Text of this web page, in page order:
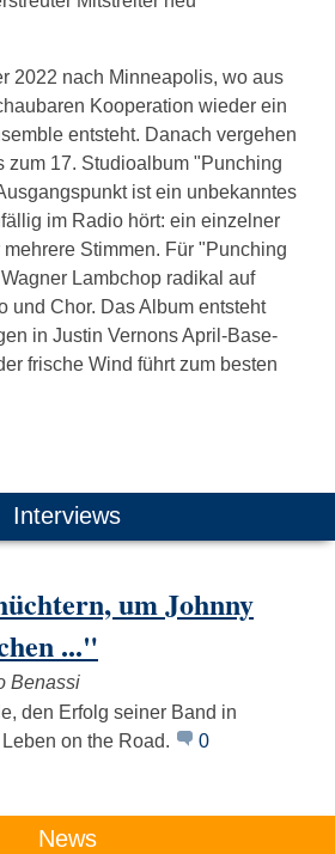
2022 nach Minneapolis, wo aus
Kooperation wieder ein
entsteht. Danach vergehen
zum 17. Studioalbum "Punching
ist ein unbekanntes
im Radio hört: ein einzelner
Stimmen. Für "Punching
Lambchop radikal auf
und Chor. Das Album entsteht
in Justin Vernons April-Base-
frische Wind führt zum besten
auch interessieren:
Portishead
Interviews
um Johnny
..."
Benassi
den Erfolg seiner Band in
on the Road.
0
News